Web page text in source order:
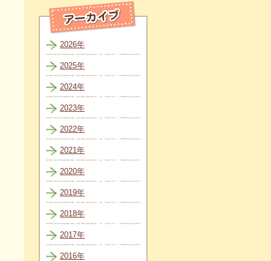
2026年
2025年
2024年
2023年
2022年
2021年
2020年
2019年
2018年
2017年
2016年